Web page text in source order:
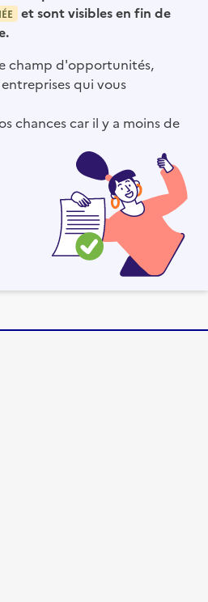
et sont visibles en fin de
champ d'opportunités,
qui vous
chances car il y a moins de
liens du site